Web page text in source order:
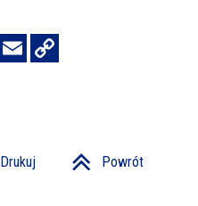
Drukuj Powrót